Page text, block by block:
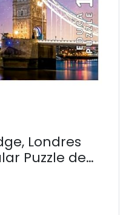
Londres
Puzzle de
Que
Incluye
de 14...